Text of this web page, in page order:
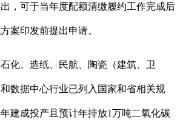
，可于当年度配额清缴履约工作完成后
案印发前提出申请。
、造纸、民航、陶瓷（建筑、卫
数据中心行业已列入国家和省相关规
建成投产且预计年排放1万吨二氧化碳